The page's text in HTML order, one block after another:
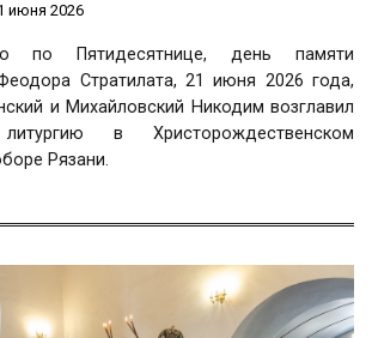
июня 2026
Пятидесятнице, день памяти
Стратилата, 21 июня 2026 года,
и Михайловский Никодим возглавил
в Христорождественском
Рязани.